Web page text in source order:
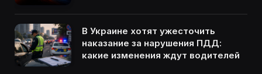
В Украине хотят ужесточить
наказание за нарушения ПДД:
какие изменения ждут водителей